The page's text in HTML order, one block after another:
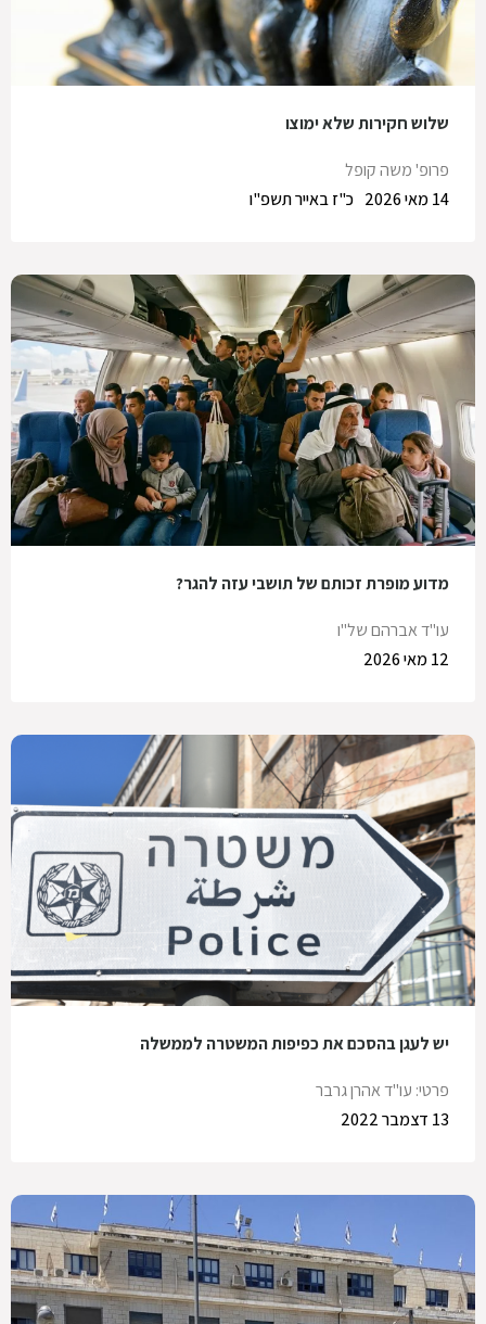
שלוש חקירות שלא ימוצו
פרופ' משה קופל
כ"ז באייר תשפ"ו
14 מאי 2026
מדוע מופרת זכותם של תושבי עזה להגר?
עו"ד אברהם של"ו
12 מאי 2026
יש לעגן בהסכם את כפיפות המשטרה לממשלה
פרטי: עו"ד אהרן גרבר
13 דצמבר 2022